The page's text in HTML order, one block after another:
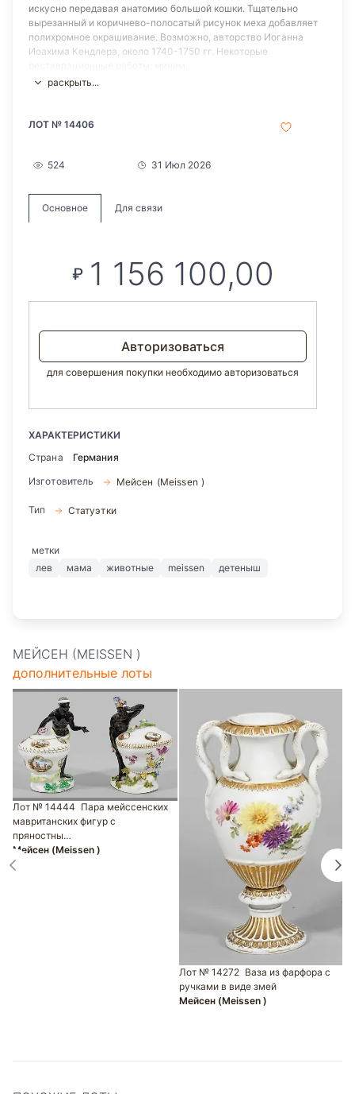
искусно передавая анатомию большой кошки. Тщательно
вырезанный и коричнево-полосатый рисунок меха добавляет
полихромное окрашивание. Возможно, авторство Иоганна
Иоахима Кендлера, около 1740-1750 гг. Некоторые
раскрыть...
ЛОТ № 14406
524 31 Июл 2026
Основное Для связи
₽ 1 156 100,00
Авторизоваться
для совершения покупки необходимо авторизоваться
ХАРАКТЕРИСТИКИ
Страна
Германия
Изготовитель
Мейсен (Meissen )
Тип Статуэтки
метки
лев
мама животные meissen детеныш
МЕЙСЕН (MEISSEN )
дополнительные лоты
Лот № 14444 Пара мейссенских
мавританских фигур с
пряностны…
Мейсен (Meissen )
Лот № 14272 Ваза из фарфора с
ручками в виде змей
Мейсен (Meissen )